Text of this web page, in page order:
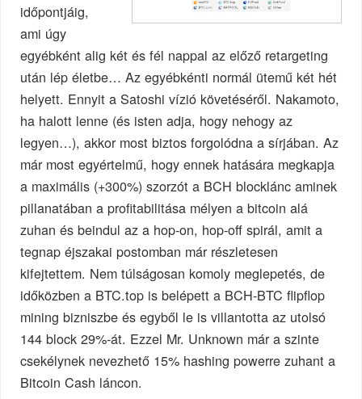
időpontjáig,
ami úgy
egyébként alig két és fél nappal az előző retargeting
után lép életbe… Az egyébkénti normál ütemű két hét
helyett. Ennyit a Satoshi vízió követéséről. Nakamoto,
ha halott lenne (és isten adja, hogy nehogy az
legyen…), akkor most biztos forgolódna a sírjában. Az
már most egyértelmű, hogy ennek hatására megkapja
a maximális (+300%) szorzót a BCH blocklánc aminek
pillanatában a profitabilitása mélyen a bitcoin alá
zuhan és beindul az a hop-on, hop-off spirál, amit a
tegnap éjszakai postomban már részletesen
kifejtettem. Nem túlságosan komoly meglepetés, de
időközben a BTC.top is belépett a BCH-BTC flipflop
mining bizniszbe és egyből le is villantotta az utolsó
144 block 29%-át. Ezzel Mr. Unknown már a szinte
csekélynek nevezhető 15% hashing powerre zuhant a
Bitcoin Cash láncon.